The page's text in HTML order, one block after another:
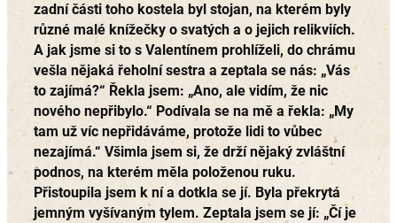
zadní části toho kostela byl stojan, na kterém byly
různé malé knížečky o svatých a o jejich relikviích.
A jak jsme si to s Valentínem prohlíželi, do chrámu
vešla nějaká řeholní sestra a zeptala se nás: „Vás
to zajímá?“ Řekla jsem: „Ano, ale vidím, že nic
nového nepřibylo.“ Podívala se na mě a řekla: „My
tam už víc nepřidáváme, protože lidi to vůbec
nezajímá.“ Všimla jsem si, že drží nějaký zvláštní
podnos, na kterém měla položenou ruku.
Přistoupila jsem k ní a dotkla se jí. Byla překrytá
jemným vyšívaným tylem. Zeptala jsem se jí: „Čí je